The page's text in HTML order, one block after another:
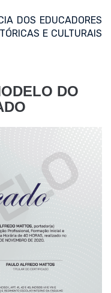
DOS EDUCADORES
E CULTURAIS
DO